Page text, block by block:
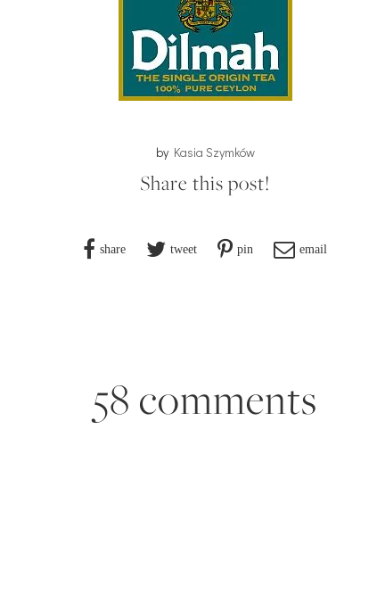
by Kasia Szymków
Share this post!
share tweet pin email
58 comments